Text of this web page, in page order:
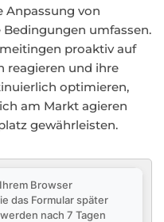
Anpassung von
umfassen.
proaktiv auf
reagieren und ihre
optimieren,
am Markt agieren
gewährleisten.
Browser
das Formular später
nach 7 Tagen